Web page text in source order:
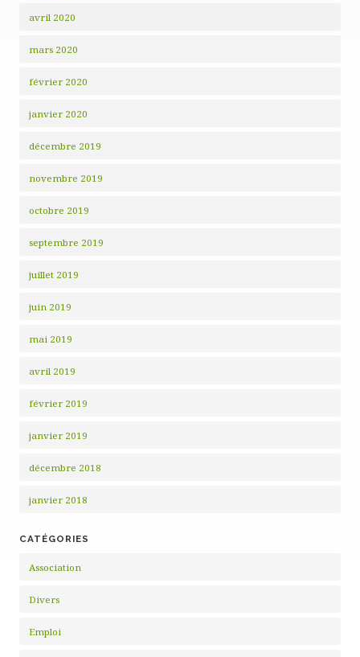
avril 2020
mars 2020
février 2020
janvier 2020
décembre 2019
novembre 2019
octobre 2019
septembre 2019
juillet 2019
juin 2019
mai 2019
avril 2019
février 2019
janvier 2019
décembre 2018
janvier 2018
CATÉGORIES
Association
Divers
Emploi